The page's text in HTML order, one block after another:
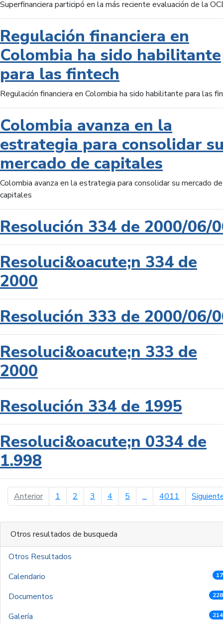
Superfinanciera participó en la más reciente evaluación de la
Regulación financiera en
Colombia ha sido habilitante
para las fintech
Regulación financiera en Colombia ha sido habilitante para las
Colombia avanza en la
estrategia para consolidar
mercado de capitales
Colombia avanza en la estrategia para consolidar su mercado de
capitales
Resolución 334 de 2000/06/
Resoluci&oacute;n 334 de
2000
Resolución 333 de 2000/06/
Resoluci&oacute;n 333 de
2000
Resolución 334 de 1995
Resoluci&oacute;n 0334 de
1.998
Anteriorpágina anterior
1 2 3 4 5 ... 4011
Otros resultados de busqueda
Otros Resultados
Calendario
Documentos
Galería